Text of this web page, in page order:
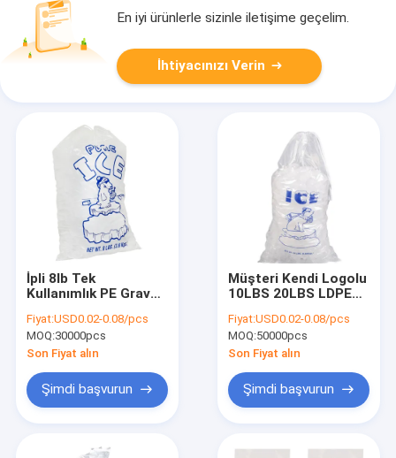
En iyi ürünlerle sizinle iletişime geçelim.
İhtiyacınızı Verin
İpli 8lb Tek
Kullanımlık PE Gravür
Kullanılabilir Buz
Torbaları
Fiyat:USD0.02-0.08/pcs
MOQ:30000pcs
Son Fiyat alın
Şimdi başvurun
Müşteri Kendi Logolu
10LBS 20LBS LDPE
Torbaları
Fiyat:USD0.02-0.08/pcs
MOQ:50000pcs
Son Fiyat alın
Şimdi başvurun